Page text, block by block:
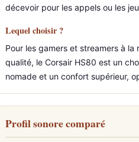
décevoir pour les appels ou les
Lequel choisir ?
Pour les gamers et streamers à
qualité, le Corsair HS80 est un
nomade et un confort supérieur,
Profil sonore comparé